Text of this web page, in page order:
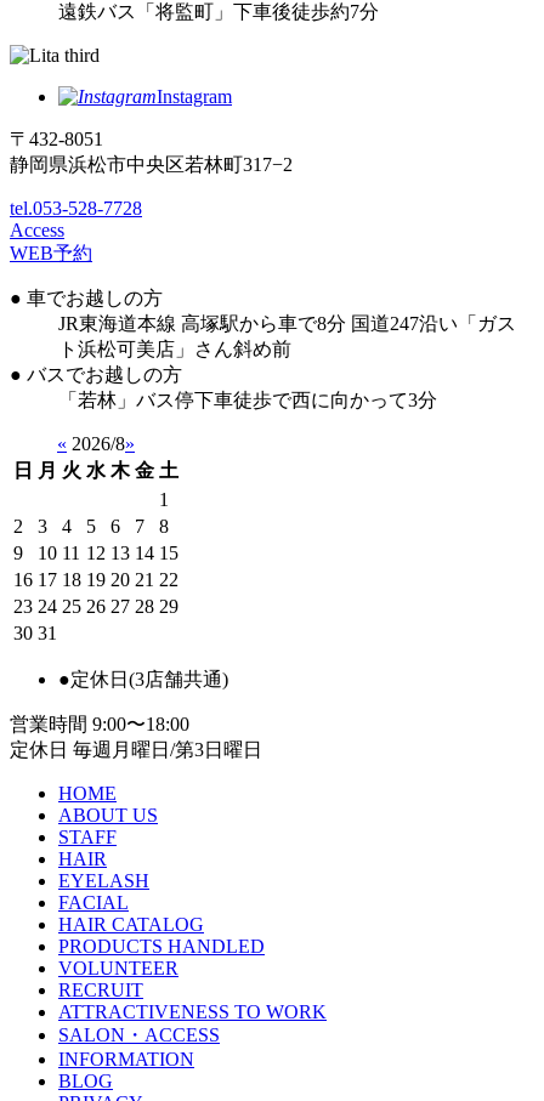
遠鉄バス「将監町」下車後徒歩約7分
Instagram
〒432-8051
静岡県浜松市中央区若林町317−2
tel.053-528-7728
Access
WEB予約
● 車でお越しの方
JR東海道本線 高塚駅から車で8分 国道247沿い「ガス
ト浜松可美店」さん斜め前
● バスでお越しの方
「若林」バス停下車徒歩で西に向かって3分
« 2026/8»
日
月 火 水 木 金 土
1
2
3 4 5 6 7
8
9
10 11 12 13 14 15
16 17 18 19 20 21 22
23 24 25 26 27 28 29
30 31
●定休日(3店舗共通)
営業時間 9:00〜18:00
定休日 毎週月曜日/第3日曜日
HOME
ABOUT US
STAFF
HAIR
EYELASH
FACIAL
HAIR CATALOG
PRODUCTS HANDLED
VOLUNTEER
RECRUIT
ATTRACTIVENESS TO WORK
SALON・ACCESS
INFORMATION
BLOG